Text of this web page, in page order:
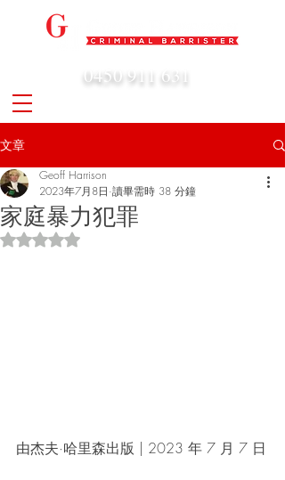
0450 911 631
文章
家庭暴力犯罪
Geoff Harrison
2023年7月8日 讀畢需時 38 分鐘
評等為 NaN（最高為 5 顆星）。
由杰夫·哈里森出版 | 2023 年 7 月 7 日